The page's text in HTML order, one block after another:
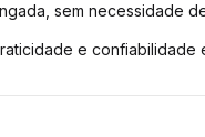
sem necessidade
e confiabilidade